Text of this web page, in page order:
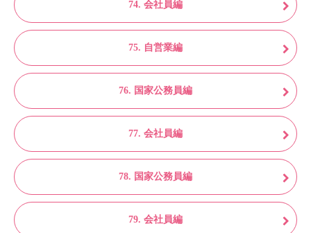
74. 会社員編
75. 自営業編
76. 国家公務員編
77. 会社員編
78. 国家公務員編
79. 会社員編